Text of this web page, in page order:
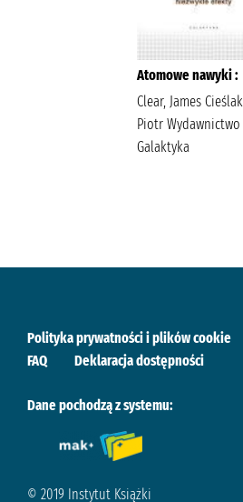
Atomowe nawyki :
Clear, James Cieślak,
Piotr Wydawnictwo
Galaktyka
Polityka prywatności i plików cookie
FAQ
Deklaracja dostępności
Dane pochodzą z systemu:
© 2019 Instytut Książki